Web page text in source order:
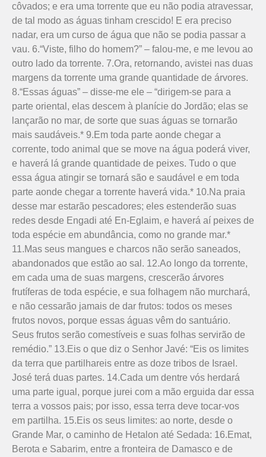
côvados; e era uma torrente que eu não podia atravessar,
de tal modo as águas tinham crescido! E era preciso
nadar, era um curso de água que não se podia passar a
vau. 6.“Viste, filho do homem?” – falou-me, e me levou ao
outro lado da torrente. 7.Ora, retornando, avistei nas duas
margens da torrente uma grande quantidade de árvores.
8.“Essas águas” – disse-me ele – “dirigem-se para a
parte oriental, elas descem à planície do Jordão; elas se
lançarão no mar, de sorte que suas águas se tornarão
mais saudáveis.* 9.Em toda parte aonde chegar a
corrente, todo animal que se move na água poderá viver,
e haverá lá grande quantidade de peixes. Tudo o que
essa água atingir se tornará são e saudável e em toda
parte aonde chegar a torrente haverá vida.* 10.Na praia
desse mar estarão pescadores; eles estenderão suas
redes desde Engadi até En-Eglaim, e haverá aí peixes de
toda espécie em abundância, como no grande mar.*
11.Mas seus mangues e charcos não serão saneados,
abandonados que estão ao sal. 12.Ao longo da torrente,
em cada uma de suas margens, crescerão árvores
frutíferas de toda espécie, e sua folhagem não murchará,
e não cessarão jamais de dar frutos: todos os meses
frutos novos, porque essas águas vêm do santuário.
Seus frutos serão comestíveis e suas folhas servirão de
remédio.” 13.Eis o que diz o Senhor Javé: “Eis os limites
da terra que partilhareis entre as doze tribos de Israel.
José terá duas partes. 14.Cada um dentre vós herdará
uma parte igual, porque jurei com a mão erguida dar essa
terra a vossos pais; por isso, essa terra deve tocar-vos
em partilha. 15.Eis os seus limites: ao norte, desde o
Grande Mar, o caminho de Hetalon até Sedada: 16.Emat,
Berota e Sabarim, entre a fronteira de Damasco e de